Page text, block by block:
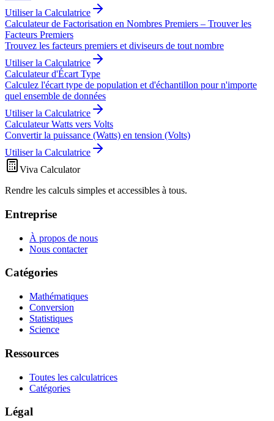
Utiliser la Calculatrice
Calculateur de Factorisation en Nombres Premiers – Trouver les
Facteurs Premiers
Trouvez les facteurs premiers et diviseurs de tout nombre
Utiliser la Calculatrice
Calculateur d'Écart Type
Calculez l'écart type de population et d'échantillon pour n'importe
quel ensemble de données
Utiliser la Calculatrice
Calculateur Watts vers Volts
Convertir la puissance (Watts) en tension (Volts)
Utiliser la Calculatrice
Viva Calculator
Rendre les calculs simples et accessibles à tous.
Entreprise
À propos de nous
Nous contacter
Catégories
Mathématiques
Conversion
Statistiques
Science
Ressources
Toutes les calculatrices
Catégories
Légal